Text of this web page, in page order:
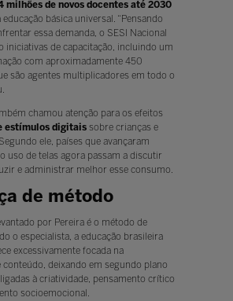
milhões de novos docentes até 2030
básica universal. “Pensando
essa demanda, o SESI Nacional
iniciativas de capacitação, incluindo um
com aproximadamente 450
são agentes multiplicadores em todo o
chamou atenção para os efeitos
estímulos digitais sobre crianças e
ele, países que avançaram
uso de telas agora passam a discutir
e administrar melhor esse consumo.
de método
por Pereira é o método de
o especialista, a educação brasileira
excessivamente focada na
conteúdo, deixando em segundo plano
à criatividade, pensamento crítico
socioemocional.